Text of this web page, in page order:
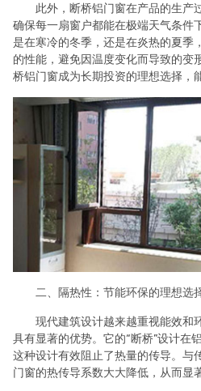
此外，断桥铝门窗在产品的生产
确保每一扇窗户都能在极端天气条件
是在寒冷的冬季，还是在炎热的夏季
的性能，避免因温度变化而导致的变
桥铝门窗成为长期投资的理想选择，
二、隔热性：节能环保的理想选
现代建筑设计越来越重视能效和
具有显著的优势。它的“断桥”设计在
这种设计有效阻止了热量的传导。与
门窗的热传导系数大大降低，从而显